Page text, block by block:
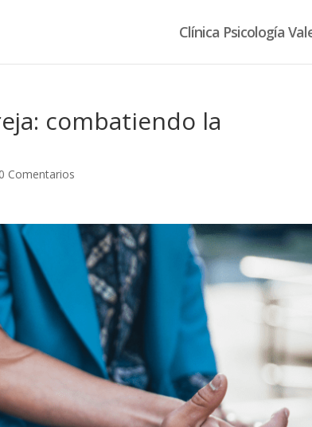
Clínica Psicología
combatiendo la
0 Comentarios